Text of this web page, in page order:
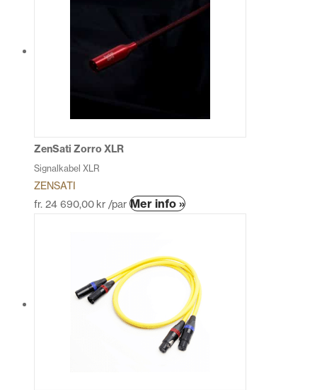
flera
ZenSati Zorro XLR
Signalkabel XLR
ZENSATI
fr. 24 690,00 kr /par Mer info »Den
flera
varianter.
De
olika
alternativen
kan